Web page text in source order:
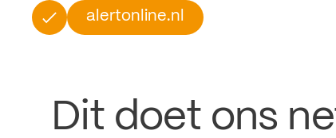
alertonline.nl
Dit doet ons